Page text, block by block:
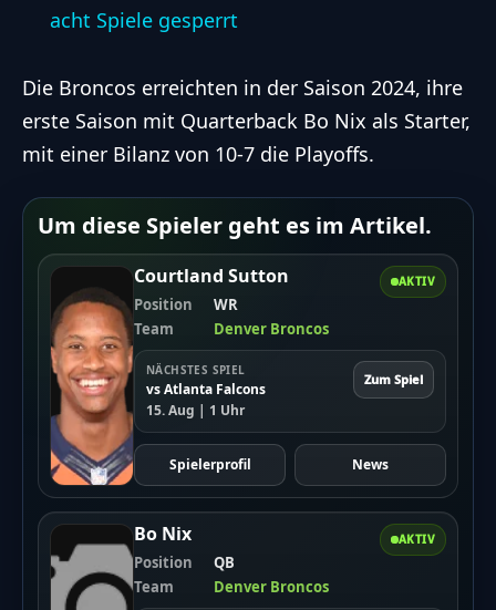
acht Spiele gesperrt
Die Broncos erreichten in der Saison 2024, ihre
erste Saison mit Quarterback Bo Nix als Starter,
mit einer Bilanz von 10-7 die Playoffs.
Um diese Spieler geht es im Artikel.
AKTIV
Courtland Sutton
Position
WR
Team
Denver Broncos
NÄCHSTES SPIEL
vs Atlanta Falcons
15. Aug | 1 Uhr
Zum Spiel
Spielerprofil News
AKTIV
Bo Nix
Position
QB
Team
Denver Broncos